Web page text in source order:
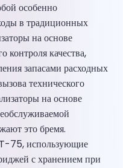
особенно
в традиционных
на основе
контроля качества,
запасами расходных
технического
на основе
это бремя.
75, использующие
с хранением при